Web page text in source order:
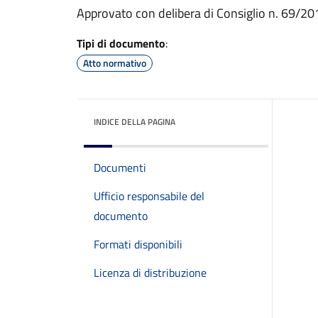
Approvato con delibera di Consiglio n. 69/
Tipi di documento:
Atto normativo
INDICE DELLA PAGINA
Documenti
Ufficio responsabile del
documento
Formati disponibili
Licenza di distribuzione